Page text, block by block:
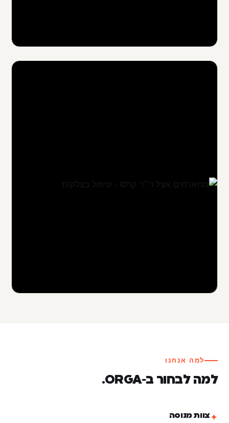
למה אנחנו
למה לבחור ב‑ORGA.
✦צוות מנוסה